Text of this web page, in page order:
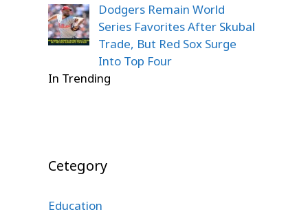
Dodgers Remain World
Series Favorites After Skubal
Trade, But Red Sox Surge
Into Top Four
In Trending
Cetegory
Education